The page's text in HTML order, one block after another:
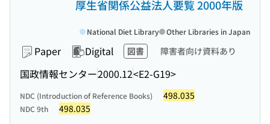
厚生省関係公益法人要覧 2000年版
Paper Digital 図書 障害者向け資料あり
国政情報センター2000.12<E2-G19>
National Diet Library Other Libraries in Japan
NDC (Introduction of Reference Books) 498.035
NDC 9th 498.035